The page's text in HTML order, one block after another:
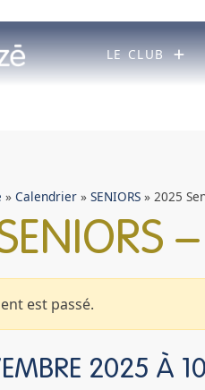
LE CLUB
» Calendrier » SENIORS » 2025
est passé.
2025 À